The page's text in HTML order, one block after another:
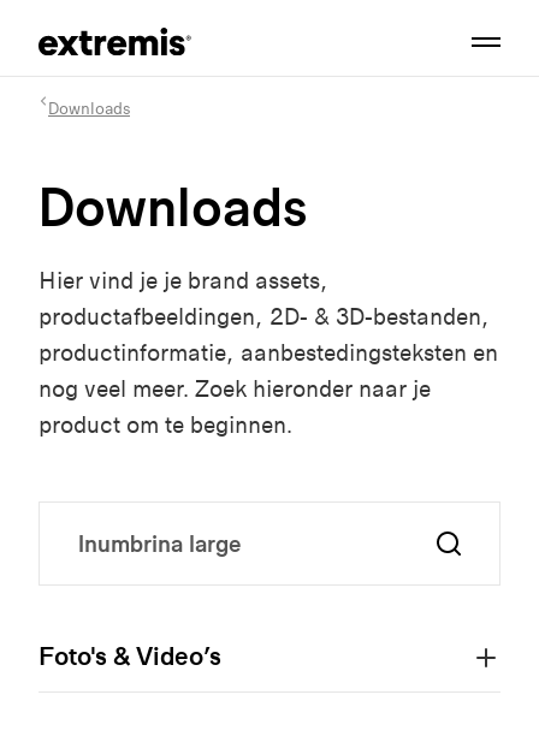
Downloads
Downloads
Hier vind je je brand assets,
productafbeeldingen, 2D- & 3D-bestanden,
productinformatie, aanbestedingsteksten en
nog veel meer. Zoek hieronder naar je
product om te beginnen.
Foto's & Video’s